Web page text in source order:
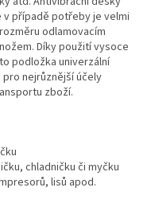
případě potřeby je velmi
odlamovacím
Díky použití vysoce
podložka univerzální
nejrůznější účely
zboží.
chladničku či myčku
lisů apod.